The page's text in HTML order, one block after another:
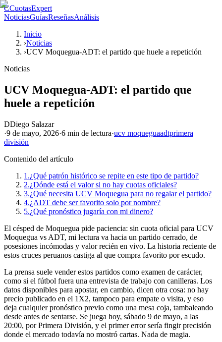
CCuotasExpert
NoticiasGuíasReseñasAnálisis
Inicio
›Noticias
›UCV Moquegua-ADT: el partido que huele a repetición
Noticias
UCV Moquegua-ADT: el partido que
huele a repetición
DDiego Salazar
·9 de mayo, 2026·6 min de lectura·ucv moqueguaadtprimera
división
Contenido del artículo
1.¿Qué patrón histórico se repite en este tipo de partido?
2.¿Dónde está el valor si no hay cuotas oficiales?
3.¿Qué necesita UCV Moquegua para no regalar el partido?
4.¿ADT debe ser favorito solo por nombre?
5.¿Qué pronóstico jugaría con mi dinero?
El césped de Moquegua pide paciencia: sin cuota oficial para UCV
Moquegua vs ADT, mi lectura va hacia un partido cerrado, de
posesiones incómodas y valor recién en vivo. La historia reciente de
estos cruces peruanos castiga al que compra favorito por escudo.
La prensa suele vender estos partidos como examen de carácter,
como si el fútbol fuera una entrevista de trabajo con canilleras. Los
datos disponibles para apostar, en cambio, dicen otra cosa: no hay
precio publicado en el 1X2, tampoco para empate o visita, y eso
deja cualquier pronóstico previo como una mesa coja, tambaleando
desde antes de sentarse. Se juega hoy, sábado 9 de mayo, a las
20:00, por Primera División, y el primer error sería fingir precisión
donde el mercado todavía no mostró cartas. Nada de magia.